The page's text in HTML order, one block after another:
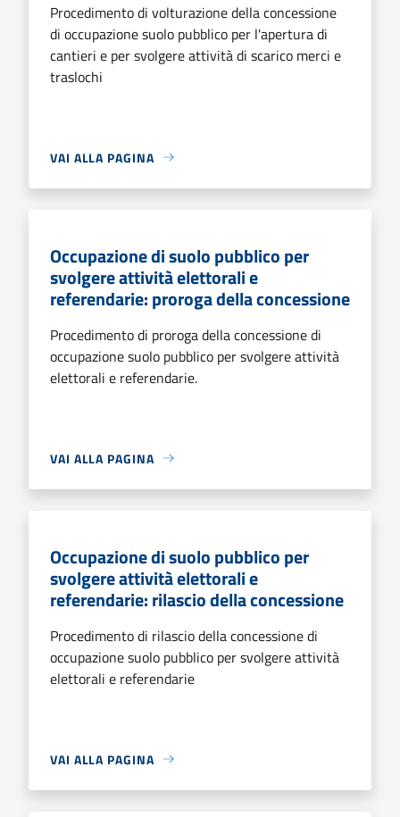
Procedimento di volturazione della concessione
di occupazione suolo pubblico per l'apertura di
cantieri e per svolgere attività di scarico merci e
traslochi
VAI ALLA PAGINA
Occupazione di suolo pubblico per
svolgere attività elettorali e
referendarie: proroga della concessione
Procedimento di proroga della concessione di
occupazione suolo pubblico per svolgere attività
elettorali e referendarie.
VAI ALLA PAGINA
Occupazione di suolo pubblico per
svolgere attività elettorali e
referendarie: rilascio della concessione
Procedimento di rilascio della concessione di
occupazione suolo pubblico per svolgere attività
elettorali e referendarie
VAI ALLA PAGINA